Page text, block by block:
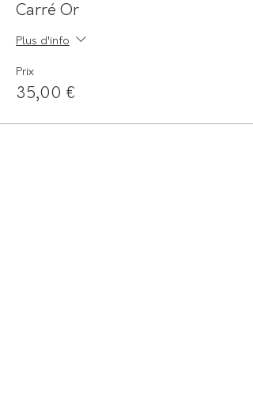
Carré Or
Plus d'info
Prix
35,00 €